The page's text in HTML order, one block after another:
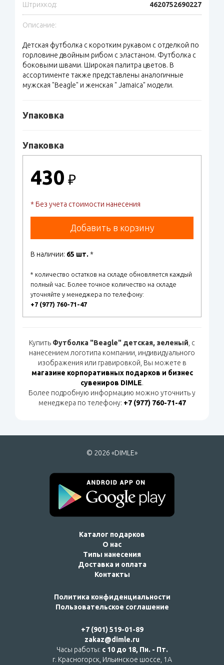
Штрихкод: 4620752690227
Описание:
Детская футболка с коротким рукавом с отделкой по
горловине двойным рибом с эластаном. Футболка с
боковыми швами. Широкая палитра цветов. В
ассортименте также представлены аналогичные
мужская "Beagle" и женская " Jamaica" модели.
Упаковка
Упаковка
430 ₽
* Без учета стоимости нанесения
Добавить в корзину
В наличии: 65 шт. *
* количество остатков на складе обновляется каждый
полный час. Более точное количество на складе
уточняйте у менеджера по телефону:
+7 (977) 760-71-47
Купить Футболка "Beagle" детская, зеленый , с
нанесением логотипа компании, индивидуального
изображения или гравировкой, Вы можете в
магазине корпоративных подарков и бизнес
сувениров DIMLE.
Более подробную информацию можно уточнить у
менеджера по телефону: +7 (977) 760-71-47
© 2026 «DIMLE»
Каталог подарков
О нас
Типы нанесения
Доставка и оплата
Контакты
Политика конфиденциальности
Пользовательское соглашение
+7 (901) 519-01-89
zakaz@dimle.ru
Часы работы: с 10 до 18, Пн. - Пт.
г. Красногорск, Ильинское шоссе, 1А